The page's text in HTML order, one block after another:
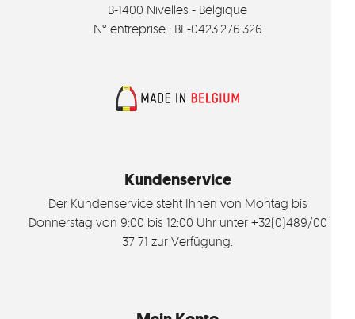
B-1400 Nivelles - Belgique
N° entreprise : BE-0423.276.326
Kundenservice
Der Kundenservice steht Ihnen von Montag bis
Donnerstag von 9:00 bis 12:00 Uhr unter +32(0)489/00
37 71 zur Verfügung.